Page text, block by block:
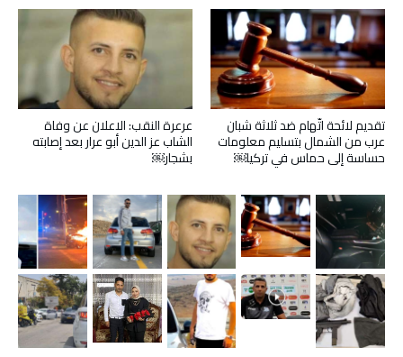
عرعرة النقب: الاعلان عن وفاة
الشاب عز الدين أبو عرار بعد إصابته
بشجار￼
تقديم لائحة اتّهام ضد ثلاثة شبان
عرب من الشمال بتسليم معلومات
حساسة إلى حماس في تركيا￼